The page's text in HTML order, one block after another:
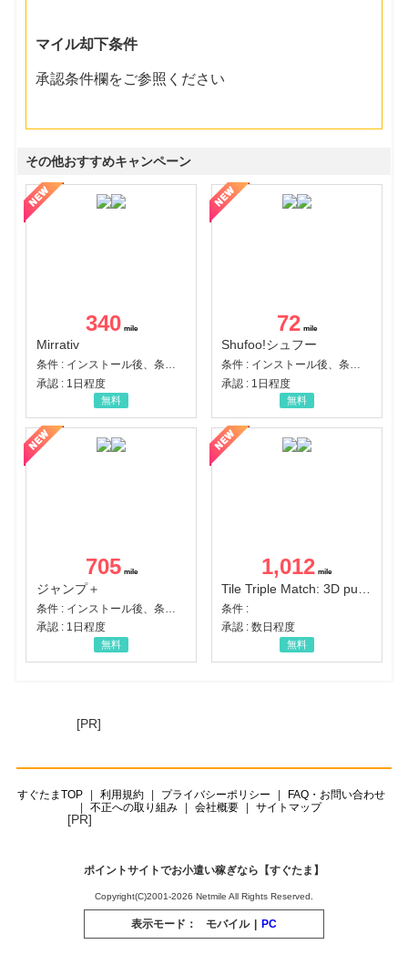
マイル却下条件
承認条件欄をご参照ください
その他おすすめキャンペーン
340
Mirrativ
条件 : インストール後、条件達成
承認 : 1日程度
無料
72
Shufoo!シュフー
条件 : インストール後、条件達成
承認 : 1日程度
無料
705
ジャンプ＋
承認 : 1日程度
無料
1,012
条件 :
承認 : 数日程度
無料
[PR]
すぐたまTOP 利用規約 プライバシーポリシー
FAQ・お問い合わせ
不正への取り組み
会社概要 サイトマップ
[PR]
ポイントサイトでお小遣い稼ぎなら【すぐたま】
Copyright(C)2001-2026 Netmile All Rights Reserved.
表示モード： モバイル | PC